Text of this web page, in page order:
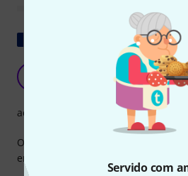
Servido com
DavidH666
O punho é muito funcional, mas a
em comparação com um 5B "clássico"
acabamento